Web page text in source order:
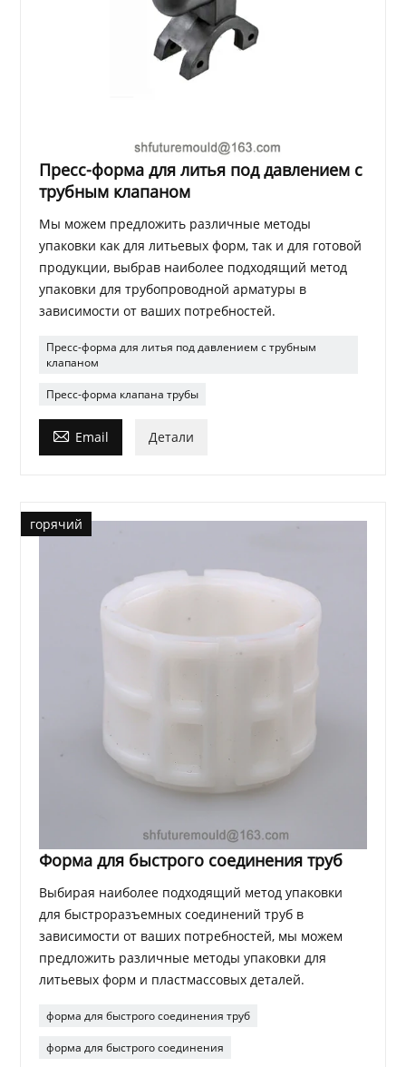
Пресс-форма для литья под давлением с
трубным клапаном
Мы можем предложить различные методы
упаковки как для литьевых форм, так и для готовой
продукции, выбрав наиболее подходящий метод
упаковки для трубопроводной арматуры в
зависимости от ваших потребностей.
Пресс-форма для литья под давлением с трубным
клапаном
Пресс-форма клапана трубы
 Email Детали
горячий
Форма для быстрого соединения труб
Выбирая наиболее подходящий метод упаковки
для быстроразъемных соединений труб в
зависимости от ваших потребностей, мы можем
предложить различные методы упаковки для
литьевых форм и пластмассовых деталей.
форма для быстрого соединения труб
форма для быстрого соединения